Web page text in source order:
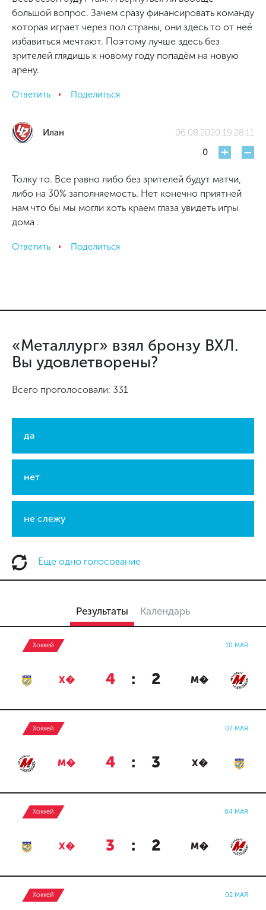
большой вопрос. Зачем сразу финансировать команду
которая играет через пол страны, они здесь то от неё
избавиться мечтают. Поэтому лучше здесь без
зрителей глядишь к новому году попадём на новую
арену.
Ответить Поделиться
Илан
06.08.2020 19:28:11
0
+ -
Толку то. Все равно либо без зрителей будут матчи,
либо на 30% заполняемость. Нет конечно приятней
нам что бы мы могли хоть краем глаза увидеть игры
дома .
Ответить Поделиться
«Металлург» взял бронзу ВХЛ.
Вы удовлетворены?
Всего проголосовали: 331
да
нет
не слежу
Еще одно голосование
Результаты Календарь
Хоккей 10 МАЯ
Х� 4 : 2 М�
Хоккей 07 МАЯ
М� 4 : 3 Х�
Хоккей 04 МАЯ
Х� 3 : 2 М�
Хоккей 02 МАЯ